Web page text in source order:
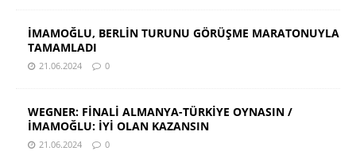
İMAMOĞLU, BERLİN TURUNU GÖRÜŞME MARATONUYLA
TAMAMLADI
21.06.2024 0
WEGNER: FİNALİ ALMANYA-TÜRKİYE OYNASIN /
İMAMOĞLU: İYİ OLAN KAZANSIN
21.06.2024 0